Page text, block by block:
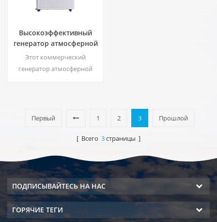
Высокоэффективный
генератор атмосферной
воды | Главная/
Коммерческое
экологически чистое
Этот коммерческий
генератор атмосферной
для питья даже без хлора.
Первый 1 2 3 Прошлой
[ Всего 3страницы ]
ПОДПИСЫВАЙТЕСЬ НА НАС
ГОРЯЧИЕ ТЕГИ